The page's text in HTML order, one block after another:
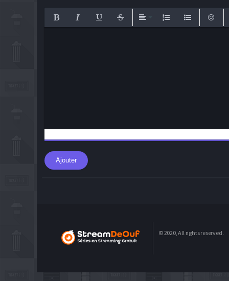
Ajouter
© 2020, All rights reserved.